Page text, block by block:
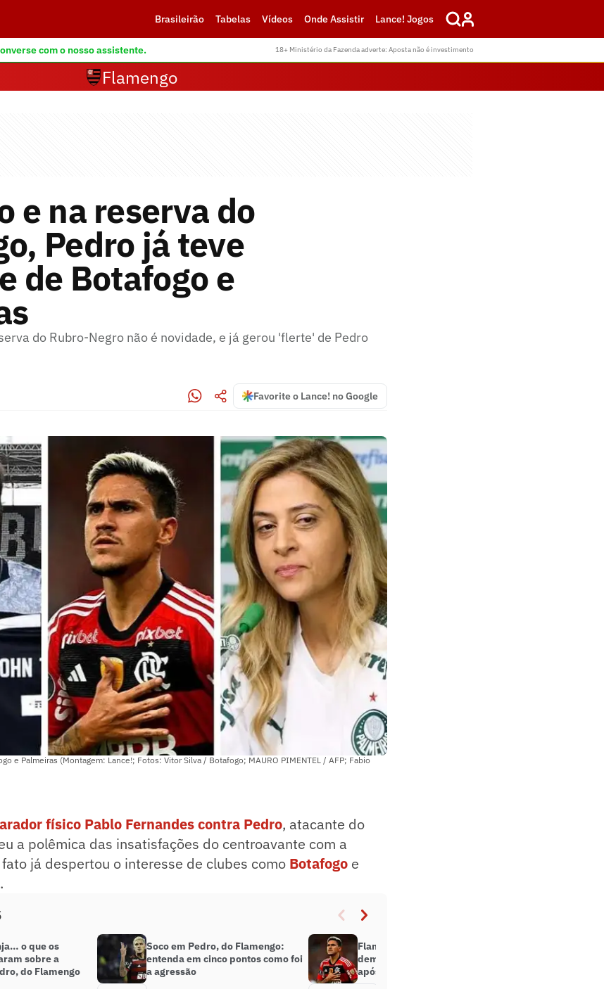
Brasileirão Tabelas Vídeos Onde Assistir Lance! Jogos
com o nosso assistente. 18+ Ministério da Fazenda adverte: Aposta não é investimento
Flamengo
e na reserva do
Pedro já teve
de Botafogo e
do Rubro-Negro não é novidade, e já gerou 'flerte' de Pedro
Favorite o Lance! no Google
e Palmeiras (Montagem: Lance!; Fotos: Vitor Silva / Botafogo; MAURO PIMENTEL / AFP; Fabio
físico Pablo Fernandes contra Pedro, atacante do
a polêmica das insatisfações do centroavante com a
já despertou o interesse de clubes como Botafogo e
o que os
sobre a
do Flamengo
Soco em Pedro, do Flamengo:
entenda em cinco pontos como foi
a agressão
Flamengo: famosos cobram
demissão de preparador físico
após agressão a Pedro